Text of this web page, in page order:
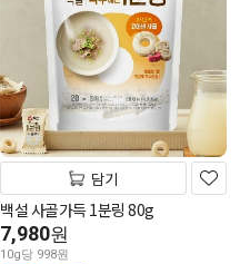
담기
백설 사골가득 1분링 80g
7,980원
10g당 998원